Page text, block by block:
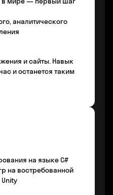
аналитического
и сайты. Навык
и останется таким
на языке С#
на востребованной